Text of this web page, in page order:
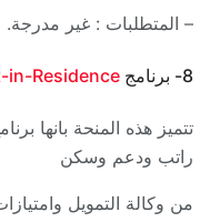
– المتطلبات : غير مدرجة.
8- برنامج in-Residence
تتميز هذه المنحة بانها
راتب ودعم وسكن
من وكالة التمويل